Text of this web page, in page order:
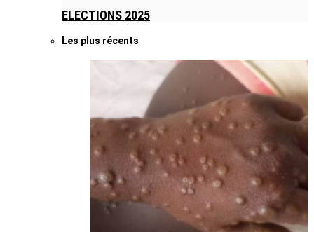
ELECTIONS 2025
Les plus récents